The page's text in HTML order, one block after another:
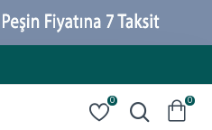
0 0